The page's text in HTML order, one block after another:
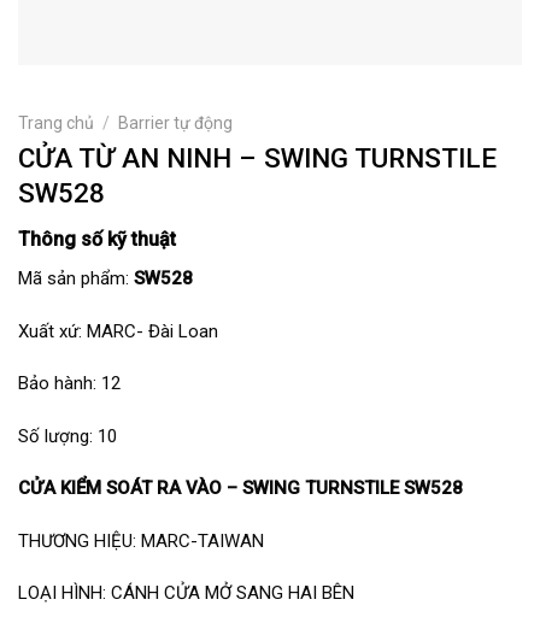
Trang chủ / Barrier tự động
CỬA TỪ AN NINH – SWING TURNSTILE
SW528
Thông số kỹ thuật
Mã sản phẩm: SW528
Xuất xứ: MARC- Đài Loan
Bảo hành: 12
Số lượng: 10
CỬA KIỂM SOÁT RA VÀO – SWING TURNSTILE SW528
THƯƠNG HIỆU: MARC-TAIWAN
LOẠI HÌNH: CÁNH CỬA MỞ SANG HAI BÊN